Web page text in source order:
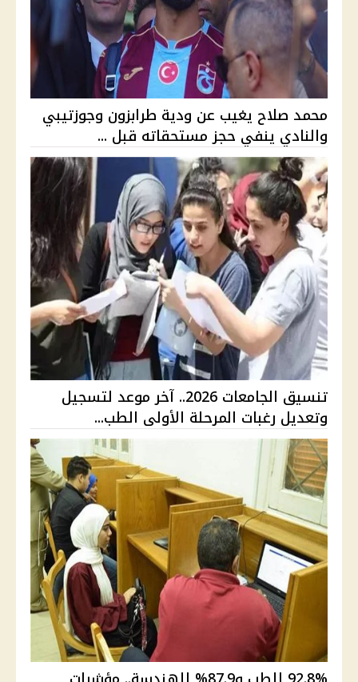
محمد صلاح يغيب عن ودية طرابزون وجوزتيبي
والنادي ينفي حجز مستحقاته قبل ...
تنسيق الجامعات 2026.. آخر موعد لتسجيل
وتعديل رغبات المرحلة الأولى الطب...